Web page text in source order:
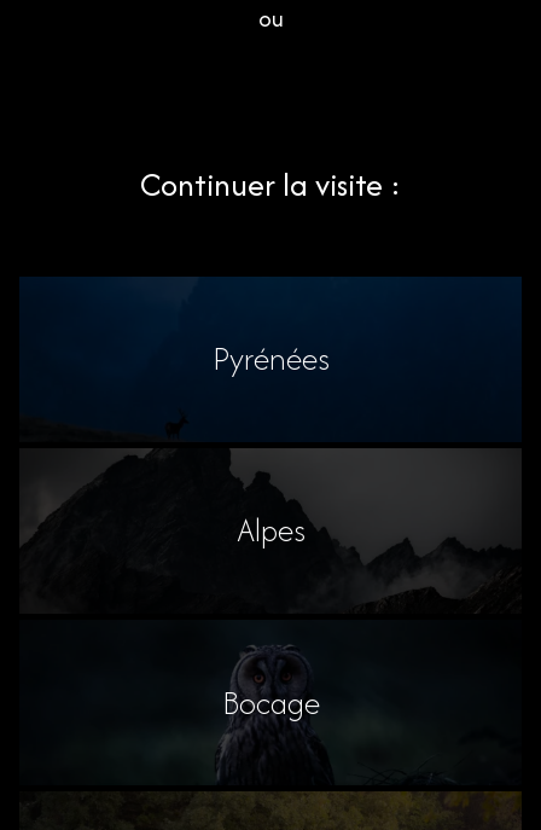
ou
Continuer la visite :
Pyrénées
Alpes
Bocage